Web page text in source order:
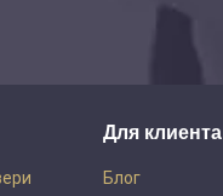
Для клиента
Блог